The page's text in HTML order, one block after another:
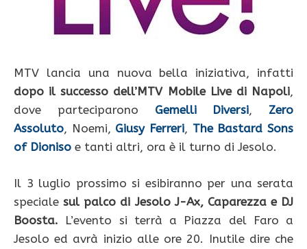
MTV lancia una nuova bella iniziativa, infatti
dopo il successo dell’MTV Mobile Live di Napoli,
dove parteciparono Gemelli Diversi, Zero
Assoluto, Noemi, Giusy Ferreri, The Bastard Sons
of Dioniso e tanti altri, ora è il turno di Jesolo.
Il 3 luglio prossimo si esibiranno per una serata
specialesul palco di Jesolo J-Ax, Caparezza e DJ
Boosta. L’evento si terrà a Piazza del Faro a
Jesolo ed avrà inizio alle ore 20. Inutile dire che